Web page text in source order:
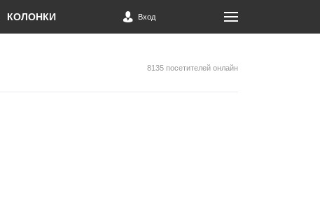
КОЛОНКИ Вход
8135 посетителей онлайн